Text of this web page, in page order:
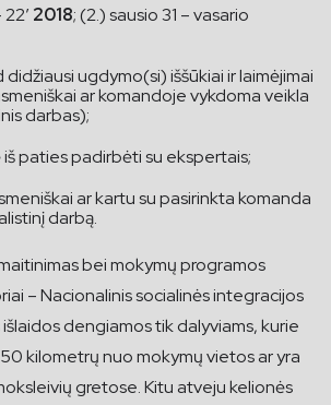
2018; (2.) sausio 31 – vasario
ugdymo(si) iššūkiai ir laimėjimai
ar komandoje vykdoma veikla
darbas);
iš paties padirbėti su ekspertais;
ar kartu su pasirinkta komanda
darbą.
bei mokymų programos
– Nacionalinis socialinės integracijos
dengiamos tik dalyviams, kurie
kilometrų nuo mokymų vietos ar yra
gretose. Kitu atveju kelionės